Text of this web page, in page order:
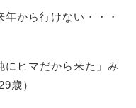
から行けない・・・
にヒマだから来た」み
歳）